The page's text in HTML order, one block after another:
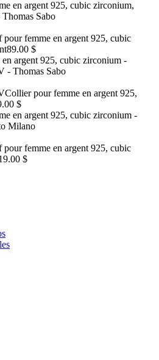
pour femme en argent 925, cubic
89.00 $
Collier pour femme en argent 925,
$
pour femme en argent 925, cubic
$